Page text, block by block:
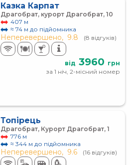
Казка Карпат
Драгобрат, курорт Драгобрат, 10
407 м
≈ 74 м до підйомника
Неперевершено, 9.8 (8 відгуків)
від 3960 грн
за 1 ніч, 2-місний номер
Топірець
Драгобрат, Курорт Драгобрат, 1
776 м
≈ 344 м до підйомника
Неперевершено, 9.6 (16 відгуків)